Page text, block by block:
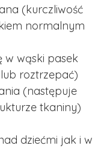
(kurczliwość
normalnym
w wąski pasek
roztrzepać)
(następuje
tkaniny)
dziećmi jak i w